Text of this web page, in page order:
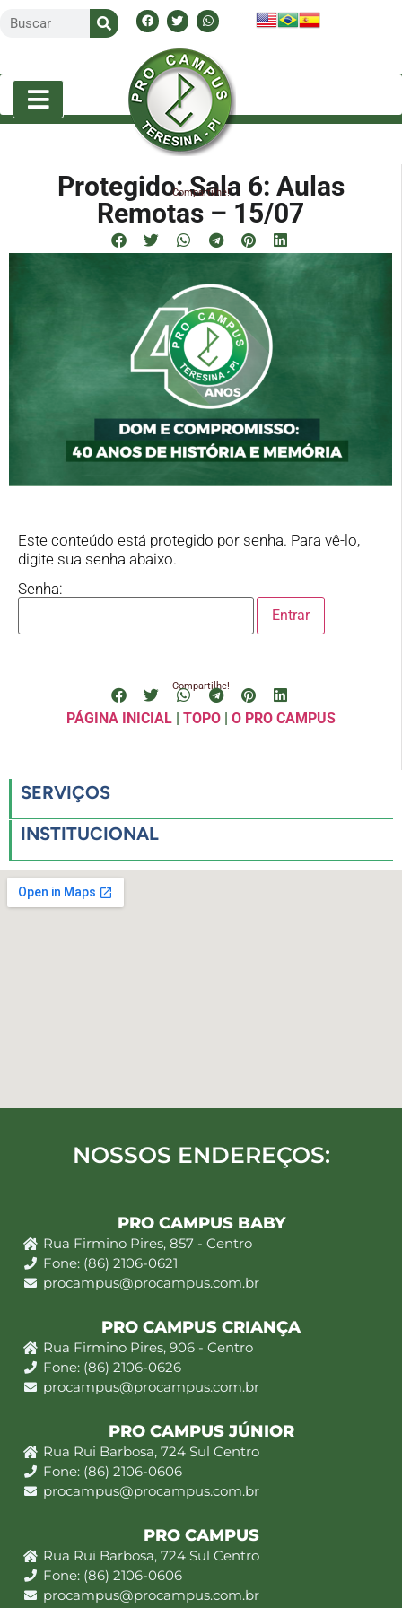
Protegido: Sala 6: Aulas
Remotas – 15/07
Compartilhe!
Este conteúdo está protegido por senha. Para vê-lo,
digite sua senha abaixo.
Senha:
Compartilhe!
PÁGINA INICIAL| TOPO| O PRO CAMPUS
SERVIÇOS
INSTITUCIONAL
NOSSOS ENDEREÇOS:
PRO CAMPUS BABY
Rua Firmino Pires, 857 - Centro
Fone: (86) 2106-0621
procampus@procampus.com.br
PRO CAMPUS CRIANÇA
Rua Firmino Pires, 906 - Centro
Fone: (86) 2106-0626
procampus@procampus.com.br
PRO CAMPUS JÚNIOR
Rua Rui Barbosa, 724 Sul Centro
Fone: (86) 2106-0606
procampus@procampus.com.br
PRO CAMPUS
Rua Rui Barbosa, 724 Sul Centro
Fone: (86) 2106-0606
procampus@procampus.com.br